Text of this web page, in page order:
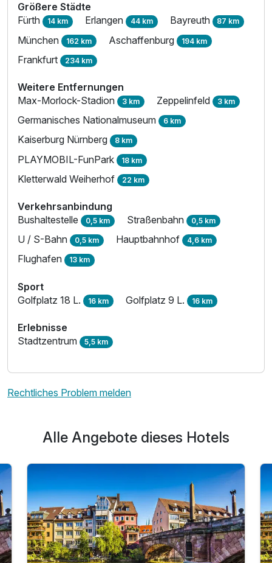
Größere Städte
Fürth 14 km Erlangen 44 km Bayreuth 87 km
München 162 km Aschaffenburg 194 km
Frankfurt 234 km
Weitere Entfernungen
Max-Morlock-Stadion 3 km Zeppelinfeld 3 km
Germanisches Nationalmuseum 6 km
Kaiserburg Nürnberg 8 km
PLAYMOBIL-FunPark 18 km
Kletterwald Weiherhof 22 km
Verkehrsanbindung
Bushaltestelle 0,5 km Straßenbahn 0,5 km
U / S-Bahn 0,5 km Hauptbahnhof 4,6 km
Flughafen 13 km
Sport
Golfplatz 18 L. 16 km Golfplatz 9 L. 16 km
Erlebnisse
Stadtzentrum 5,5 km
Rechtliches Problem melden
Alle Angebote dieses Hotels